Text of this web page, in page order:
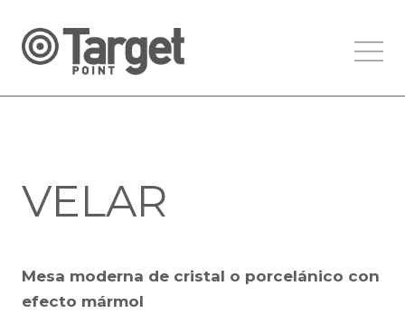
VELAR
Mesa moderna de cristal o porcelánico con
efecto mármol